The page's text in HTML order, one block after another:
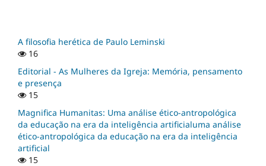
A filosofia herética de Paulo Leminski
16
Editorial - As Mulheres da Igreja: Memória, pensamento
e presença
15
Magnifica Humanitas: Uma análise ético-antropológica
da educação na era da inteligência artificialuma análise
ético-antropológica da educação na era da inteligência
artificial
15